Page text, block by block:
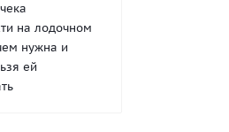
на лодочном
нужна и
ей